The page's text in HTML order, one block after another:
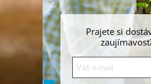
Prajete si